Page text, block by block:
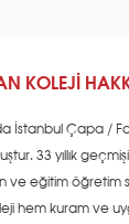
KOLEJİ
İstanbul Çapa /
33 yıllık
ve eğitim öğretim
hem kuram ve